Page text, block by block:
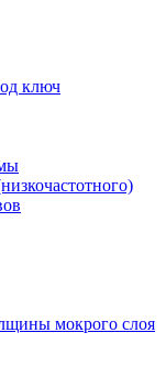
ключ
мокрого слоя